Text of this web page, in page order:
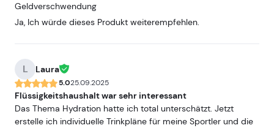
Geldverschwendung
Ja, Ich würde dieses Produkt weiterempfehlen.
L Laura
5.025.09.2025
Flüssigkeitshaushalt war sehr interessant
Das Thema Hydration hatte ich total unterschätzt. Jetzt
erstelle ich individuelle Trinkpläne für meine Sportler und die